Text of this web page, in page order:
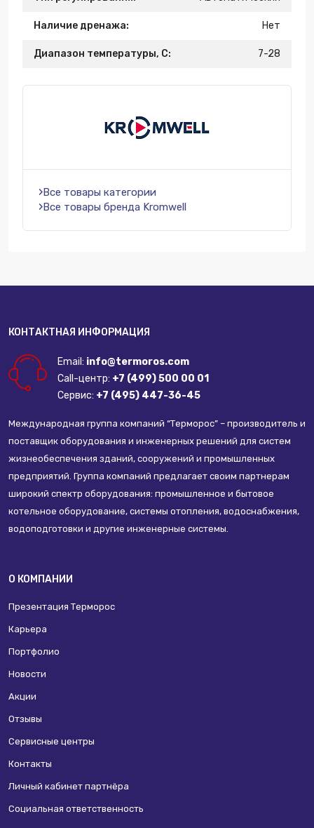
Наличие дренажа: Нет
Диапазон температуры, C: 7-28
Все товары категории
Все товары бренда Kromwell
КОНТАКТНАЯ ИНФОРМАЦИЯ
Email: info@termoros.com
Call-центр: +7 (499) 500 00 01
Сервис: +7 (495) 447-36-45
Международная группа компаний “Терморос” – производитель и
поставщик оборудования и инженерных решений для систем
жизнеобеспечения зданий, сооружений и промышленных
предприятий. Группа компаний предлагает своим партнерам
широкий спектр оборудования: промышленное и бытовое
котельное оборудование, системы отопления, водоснабжения,
водоподготовки и другие инженерные системы.
О КОМПАНИИ
Презентация Терморос
Карьера
Портфолио
Новости
Акции
Отзывы
Сервисные центры
Контакты
Личный кабинет партнёра
Социальная ответственность